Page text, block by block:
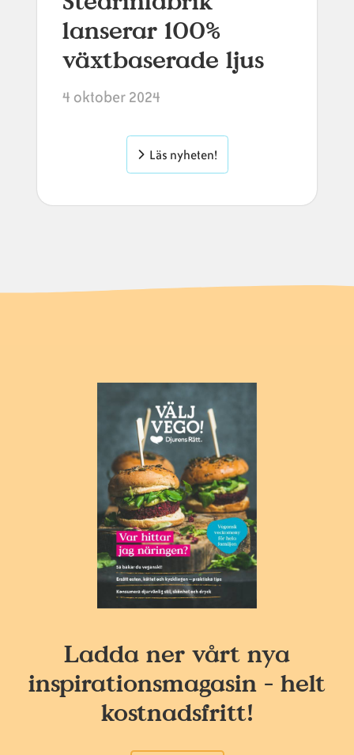
lanserar 100%
växtbaserade ljus
4 oktober 2024
Läs nyheten!
Ladda ner vårt nya
inspirationsmagasin - helt
kostnadsfritt!